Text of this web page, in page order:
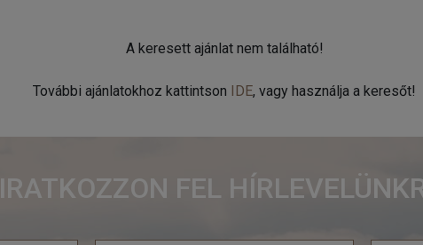
A keresett ajánlat nem található!
További ajánlatokhoz kattintson IDE, vagy használja a keresőt!
IRATKOZZON FEL